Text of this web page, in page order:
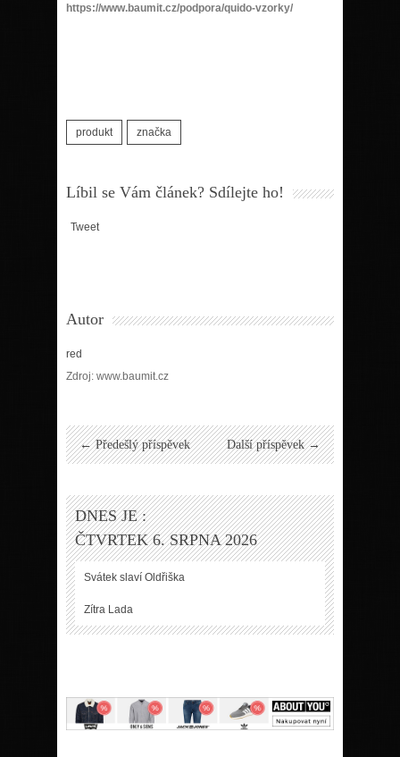
https://www.baumit.cz/podpora/quido-vzorky/
produkt značka
Líbil se Vám článek? Sdílejte ho!
Tweet
Autor
red
Zdroj: www.baumit.cz
← Předešlý příspěvek Další příspěvek →
DNES JE :
ČTVRTEK 6. SRPNA 2026
Svátek slaví Oldřiška
Zítra Lada